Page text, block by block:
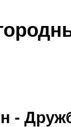
-